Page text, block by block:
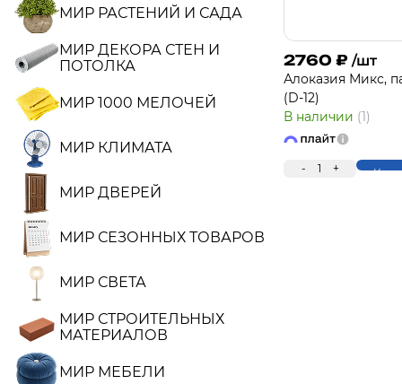
МИР РАСТЕНИЙ И САДА
МИР ДЕКОРА СТЕН И
ПОТОЛКА
МИР 1000 МЕЛОЧЕЙ
МИР КЛИМАТА
МИР ДВЕРЕЙ
МИР СЕЗОННЫХ ТОВАРОВ
МИР СВЕТА
МИР СТРОИТЕЛЬНЫХ
МАТЕРИАЛОВ
МИР МЕБЕЛИ
2760 ₽ /шт
Алоказия Микс,
(D-12)
В наличии (1)
- 1 +